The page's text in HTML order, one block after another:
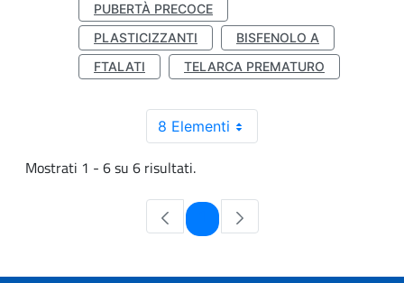
PUBERTÀ PRECOCE
PLASTICIZZANTI
BISFENOLO A
FTALATI
TELARCA PREMATURO
8 Elementi
Mostrati 1 - 6 su 6 risultati.
Pagina